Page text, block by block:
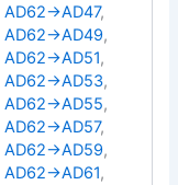
AD62→AD47,
AD62→AD49,
AD62→AD51,
AD62→AD53,
AD62→AD55,
AD62→AD57,
AD62→AD59,
AD62→AD61,